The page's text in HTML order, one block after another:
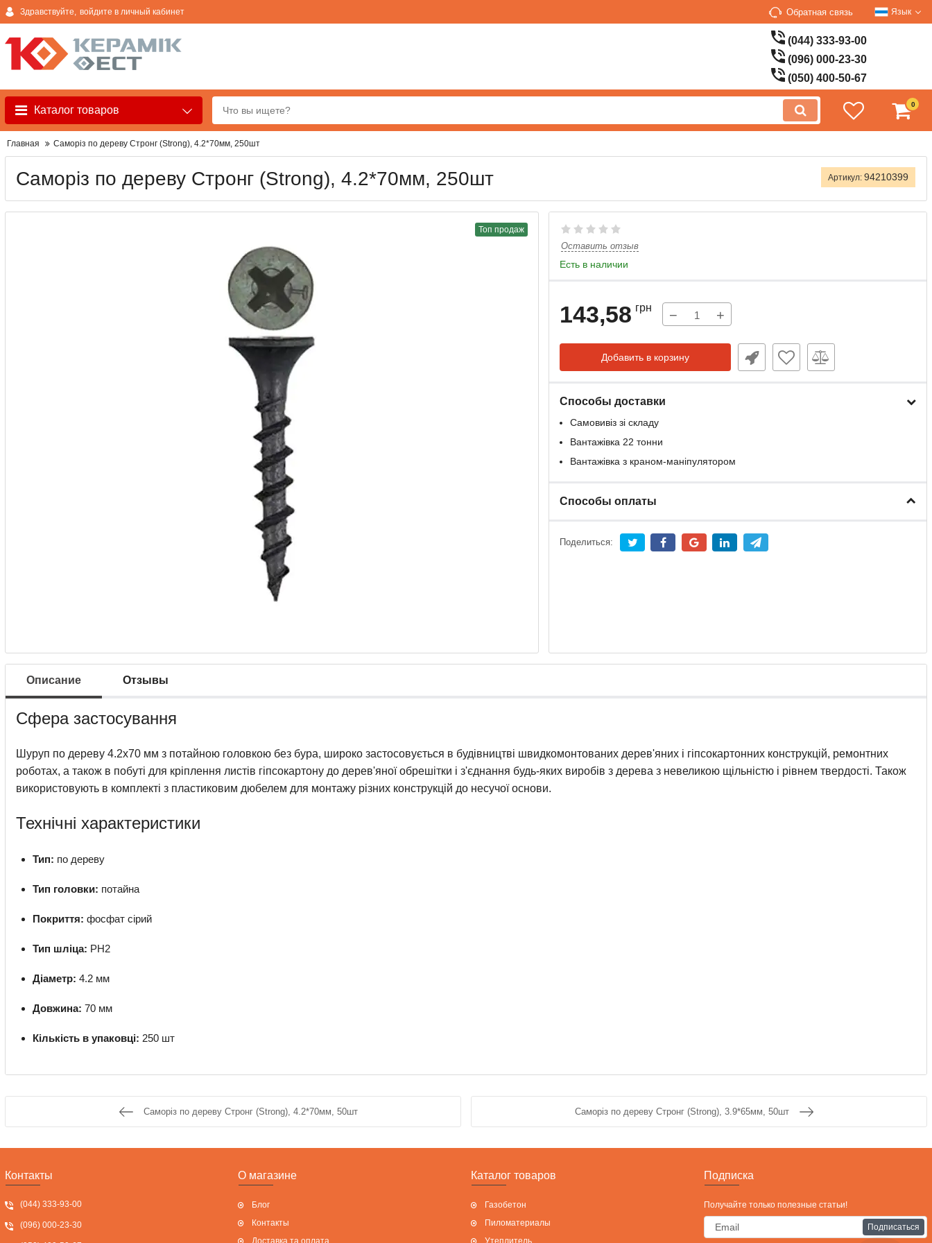
Здравствуйте, войдите в личный кабинет Обратная связь Язык
(044) 333-93-00
(096) 000-23-30
(050) 400-50-67
Каталог товаров 0
Главная Саморіз по дереву Стронг (Strong), 4.2*70мм, 250шт
Саморіз по дереву Стронг (Strong), 4.2*70мм, 250шт Артикул: 94210399
Топ продаж
Оставить отзыв
Есть в наличии
143,58 грн − +
Добавить в корзину
Способы доставки
Самовивіз зі складу
Вантажівка 22 тонни
Вантажівка з краном-маніпулятором
Способы оплаты
Поделиться:
Описание Отзывы
Сфера застосування
Шуруп по дереву 4.2х70 мм з потайною головкою без бура, широко застосовується в будівництві швидкомонтованих дерев'яних і гіпсокартонних конструкцій, ремонтних
роботах, а також в побуті для кріплення листів гіпсокартону до дерев'яної обрешітки і з'єднання будь-яких виробів з дерева з невеликою щільністю і рівнем твердості. Також
використовують в комплекті з пластиковим дюбелем для монтажу різних конструкцій до несучої основи.
Технічні характеристики
Тип: по дереву
Тип головки: потайна
Покриття: фосфат сірий
Тип шліца: PH2
Діаметр: 4.2 мм
Довжина: 70 мм
Кількість в упаковці: 250 шт
Саморіз по дереву Стронг (Strong), 4.2*70мм, 50шт Саморіз по дереву Стронг (Strong), 3.9*65мм, 50шт
Контакты
(044) 333-93-00
(096) 000-23-30
О магазине
Блог
Контакты
Доставка та оплата
Каталог товаров
Газобетон
Пиломатериалы
Утеплитель
Подписка
Получайте только полезные статьи!
Подписаться